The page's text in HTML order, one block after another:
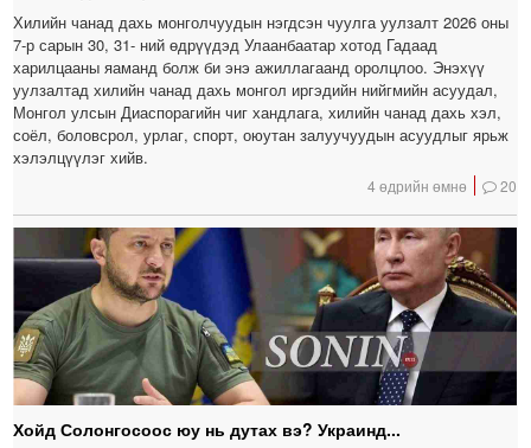
Хилийн чанад дахь монголчуудын нэгдсэн чуулга уулзалт 2026 оны
7-р сарын 30, 31- ний өдрүүдэд Улаанбаатар хотод Гадаад
харилцааны яаманд болж би энэ ажиллагаанд оролцлоо. Энэхүү
уулзалтад хилийн чанад дахь монгол иргэдийн нийгмийн асуудал,
Монгол улсын Диаспорагийн чиг хандлага, хилийн чанад дахь хэл,
соёл, боловсрол, урлаг, спорт, оюутан залуучуудын асуудлыг ярьж
хэлэлцүүлэг хийв.
4 өдрийн өмнө 20
Хойд Солонгосоос юу нь дутах вэ? Украинд...